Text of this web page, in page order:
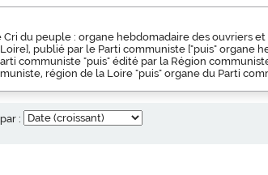
Cri du peuple : organe hebdomadaire des ouvriers
publié par le Parti communiste ["puis" organe
communiste "puis" édité par la Région
région de la Loire "puis" organe du Parti
: